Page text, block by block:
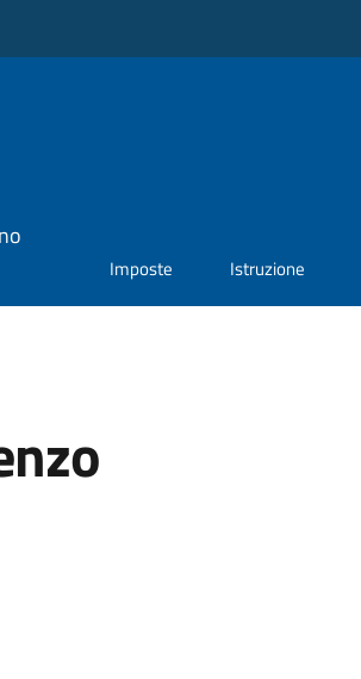
Imposte Istruzione